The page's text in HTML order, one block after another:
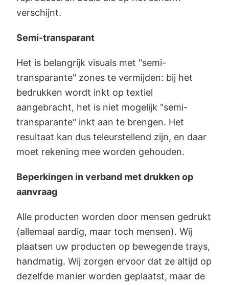
verschijnt.
Semi-transparant
Het is belangrijk visuals met "semi-
transparante" zones te vermijden: bij het
bedrukken wordt inkt op textiel
aangebracht, het is niet mogelijk "semi-
transparante" inkt aan te brengen. Het
resultaat kan dus teleurstellend zijn, en daar
moet rekening mee worden gehouden.
Beperkingen in verband met drukken op
aanvraag
Alle producten worden door mensen gedrukt
(allemaal aardig, maar toch mensen). Wij
plaatsen uw producten op bewegende trays,
handmatig. Wij zorgen ervoor dat ze altijd op
dezelfde manier worden geplaatst, maar de